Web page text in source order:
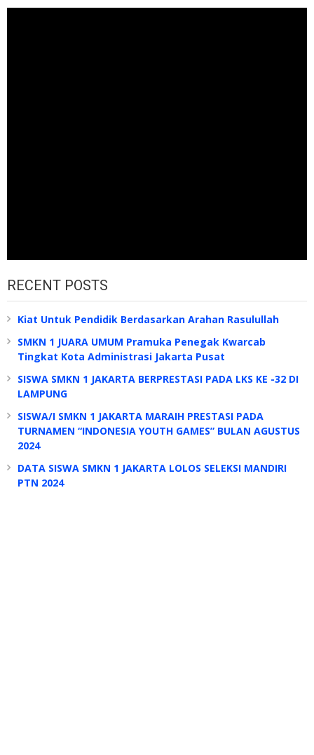
RECENT POSTS
Kiat Untuk Pendidik Berdasarkan Arahan Rasulullah
SMKN 1 JUARA UMUM Pramuka Penegak Kwarcab
Tingkat Kota Administrasi Jakarta Pusat
SISWA SMKN 1 JAKARTA BERPRESTASI PADA LKS KE -32 DI
LAMPUNG
SISWA/I SMKN 1 JAKARTA MARAIH PRESTASI PADA
TURNAMEN “INDONESIA YOUTH GAMES” BULAN AGUSTUS
2024
DATA SISWA SMKN 1 JAKARTA LOLOS SELEKSI MANDIRI
PTN 2024